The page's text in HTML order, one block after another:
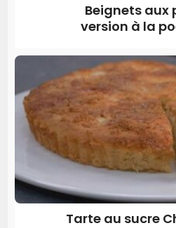
Beignets aux
version à la
Tarte au sucre